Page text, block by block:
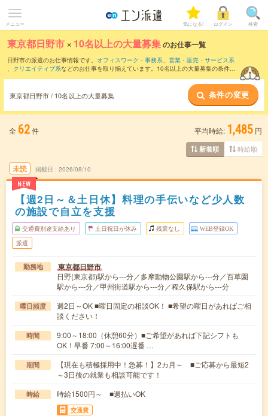
メニュー 気になる! ログイン 検索
東京都日野市 × 10名以上の大量募集のお仕事一覧
日野市の派遣のお仕事情報です。 オフィスワーク・事務系、 営業・販売・サービス系
、 クリエイティブ系などのお仕事を取り揃えています。10名以上の大量募集の条件の
東京都日野市 / 10名以上の大量募集 条件の変更
全 62件 平均時給: 1,485 円
新着順 時給順
未読
NEW
掲載日 2026/08/10
【週2日～＆土日休】料理の手伝いなど少人数
の施設で自立を支援
交通費別途支給あり 土日祝日が休み 残業なし WEB登録OK
派遣
勤務地 東京都日野市
日野(東京都)駅から---分／多摩動物公園駅から---分／百草園
駅から---分／甲州街道駅から---分／程久保駅から---分
曜日頻度
週2日～OK ■曜日固定の相談OK！ ■希望の曜日があればご相
談ください！
時間
9:00～18:00（休憩60分）■ご希望があれば下記シフトも
OK！早番 7:00～16:00遅番 …
期間
【現在も積極採用中！急募！】2カ月～ ■ご応募から最短2
～3日後の就業も相談可能です！
時給 時給1500円～ ■週払いOK
交通費